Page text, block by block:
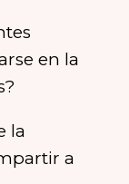
en la
la
a